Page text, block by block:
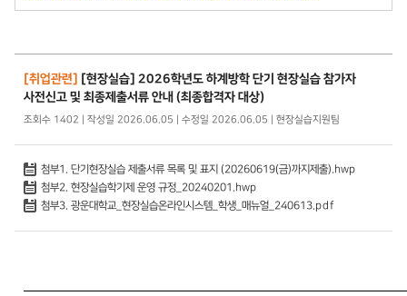
[취업관련] [현장실습] 2026학년도 하계방학 단기 현장실습 참가자
사전신고 및 최종제출서류 안내 (최종합격자 대상)
조회수 1402 | 작성일 2026.06.05 | 수정일 2026.06.05 | 현장실습지원팀
첨부1. 단기현장실습 제출서류 목록 및 표지 (20260619(금)까지제출).hwp
첨부2. 현장실습학기제 운영 규정_20240201.hwp
첨부3. 광운대학교_현장실습온라인시스템_학생_매뉴얼_240613.pdf